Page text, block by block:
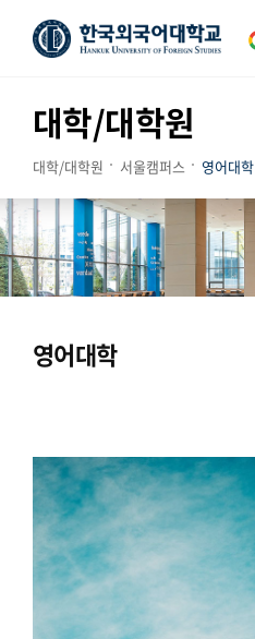
대학/대학원
대학/대학원 서울캠퍼스 영어대학
영어대학